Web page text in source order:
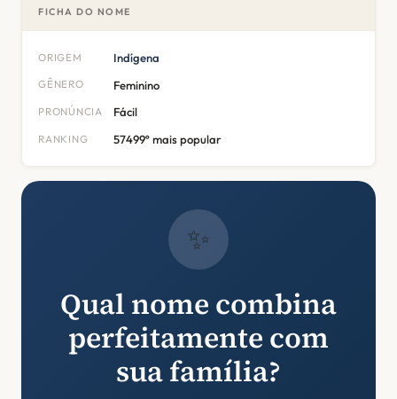
FICHA DO NOME
ORIGEM Indígena
GÊNERO Feminino
PRONÚNCIA Fácil
RANKING 57499º mais popular
✨
Qual nome combina
perfeitamente com
sua família?